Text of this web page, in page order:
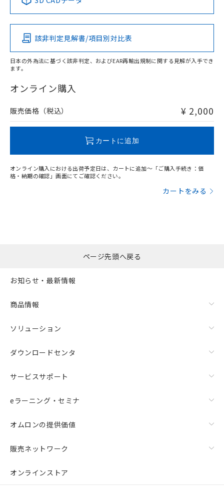
Pb Hg Cd Cr(VI)
O
在庫等で未対応品が混在する可能性があります。
問い合わせください。
該非判定見解書/項目別対比表
日本の外為法に基づく該非判定、およびEAR再輸出規制に関する見解が入手でき
ます。
オンライン購入
販売価格（税込） ¥ 2,000
カートに追加
オンライン購入における出荷予定日は、カートに追加～「ご購入手続き：価
格・納期の確認」画面にてご確認ください。
カートをみる
ページ先頭へ戻る
お知らせ・最新情報
商品情報
ソリューション
ダウンロードセンタ
サービスサポート
eラーニング・セミナ
オムロンの提供価値
販売ネットワーク
オンラインストア